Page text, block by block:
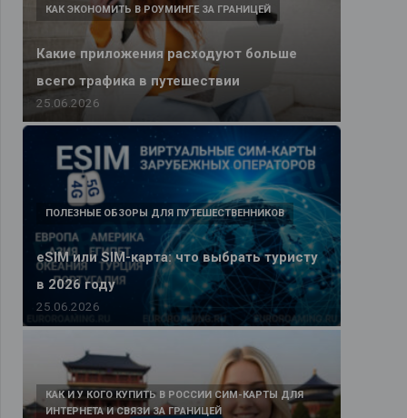
Какие приложения расходуют больше
всего трафика в путешествии
КАК ЭКОНОМИТЬ В РОУМИНГЕ ЗА ГРАНИЦЕЙ
25.06.2026
eSIM или SIM-карта: что выбрать туристу
в 2026 году
ПОЛЕЗНЫЕ ОБЗОРЫ ДЛЯ ПУТЕШЕСТВЕННИКОВ
25.06.2026
КАК И У КОГО КУПИТЬ В РОССИИ СИМ-КАРТЫ ДЛЯ
ИНТЕРНЕТА И СВЯЗИ ЗА ГРАНИЦЕЙ